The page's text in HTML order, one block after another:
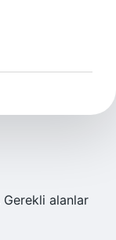
Gerekli alanlar